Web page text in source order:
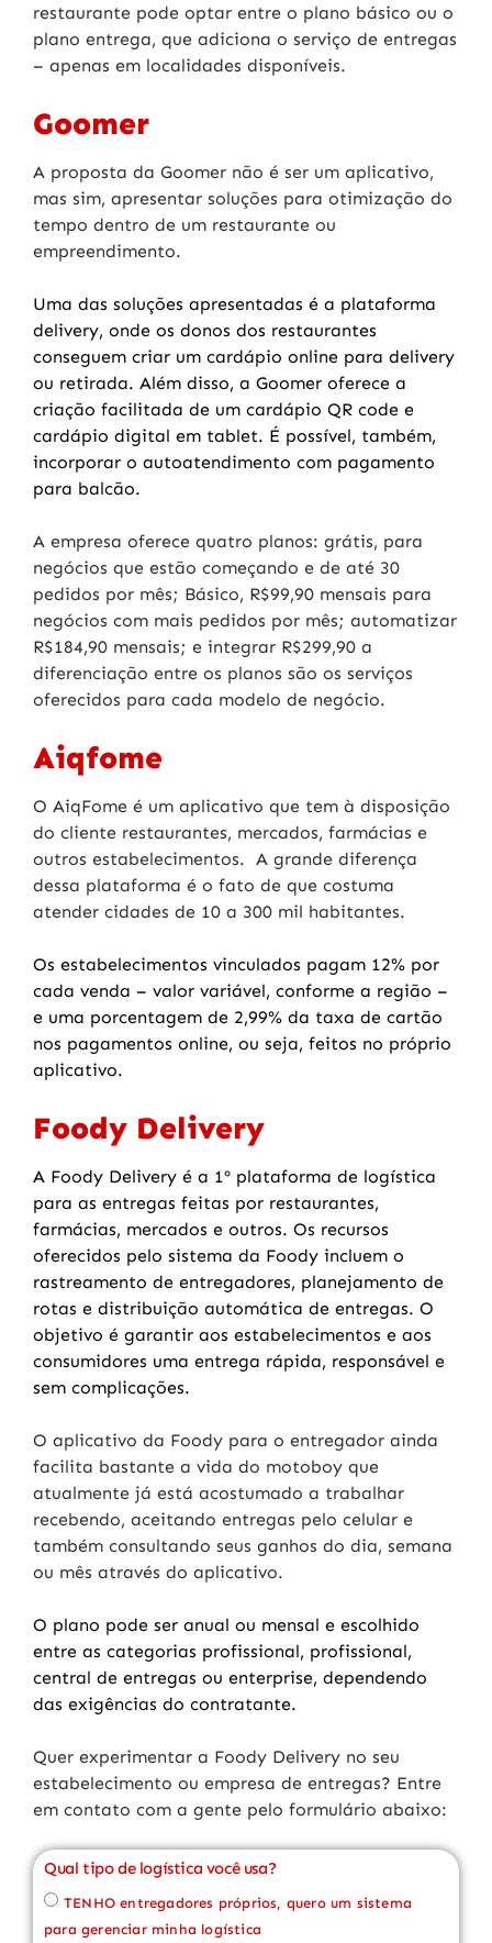
restaurante pode optar entre o plano básico ou o
plano entrega, que adiciona o serviço de entregas
– apenas em localidades disponíveis.
Goomer
A proposta da Goomer não é ser um aplicativo,
mas sim, apresentar soluções para otimização do
tempo dentro de um restaurante ou
empreendimento.
Uma das soluções apresentadas é a plataforma
delivery, onde os donos dos restaurantes
conseguem criar um cardápio online para delivery
ou retirada. Além disso, a Goomer oferece a
criação facilitada de um cardápio QR code e
cardápio digital em tablet. É possível, também,
incorporar o autoatendimento com pagamento
para balcão.
A empresa oferece quatro planos: grátis, para
negócios que estão começando e de até 30
pedidos por mês; Básico, R$99,90 mensais para
negócios com mais pedidos por mês; automatizar
R$184,90 mensais; e integrar R$299,90 a
diferenciação entre os planos são os serviços
oferecidos para cada modelo de negócio.
Aiqfome
O AiqFome é um aplicativo que tem à disposição
do cliente restaurantes, mercados, farmácias e
outros estabelecimentos. A grande diferença
dessa plataforma é o fato de que costuma
atender cidades de 10 a 300 mil habitantes.
Os estabelecimentos vinculados pagam 12% por
cada venda – valor variável, conforme a região –
e uma porcentagem de 2,99% da taxa de cartão
nos pagamentos online, ou seja, feitos no próprio
aplicativo.
Foody Delivery
A Foody Delivery é a 1º plataforma de logística
para as entregas feitas por restaurantes,
farmácias, mercados e outros. Os recursos
oferecidos pelo sistema da Foody incluem o
rastreamento de entregadores, planejamento de
rotas e distribuição automática de entregas. O
objetivo é garantir aos estabelecimentos e aos
consumidores uma entrega rápida, responsável e
sem complicações.
O aplicativo da Foody para o entregador ainda
facilita bastante a vida do motoboy que
atualmente já está acostumado a trabalhar
recebendo, aceitando entregas pelo celular e
também consultando seus ganhos do dia, semana
ou mês através do aplicativo.
O plano pode ser anual ou mensal e escolhido
entre as categorias profissional, profissional,
central de entregas ou enterprise, dependendo
das exigências do contratante.
Quer experimentar a Foody Delivery no seu
estabelecimento ou empresa de entregas? Entre
em contato com a gente pelo formulário abaixo:
Qual tipo de logística você usa?
TENHO entregadores próprios, quero um sistema
para gerenciar minha logística